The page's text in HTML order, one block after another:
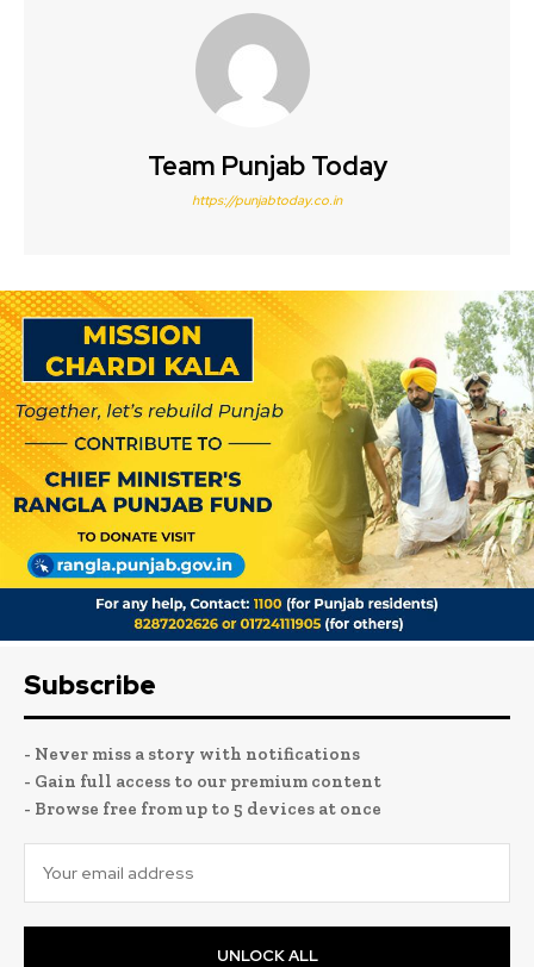
Team Punjab Today
https://punjabtoday.co.in
Subscribe
- Never miss a story with notifications
- Gain full access to our premium content
- Browse free from up to 5 devices at once
UNLOCK ALL